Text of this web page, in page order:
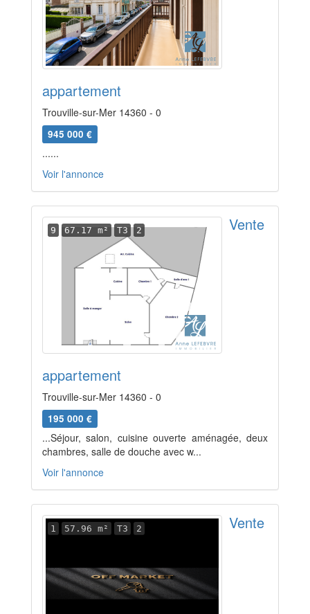
appartement
Trouville-sur-Mer 14360 - 0
945 000 €
......
Voir l'annonce
9 67.17 m² T3 2 Vente
appartement
Trouville-sur-Mer 14360 - 0
195 000 €
...Séjour, salon, cuisine ouverte aménagée, deux
chambres, salle de douche avec w...
Voir l'annonce
1 57.96 m² T3 2 Vente